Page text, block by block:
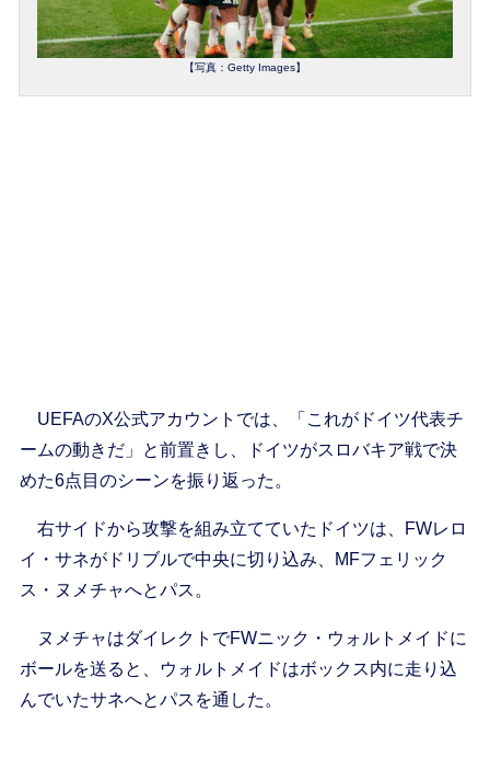
【写真：Getty Images】
UEFAのX公式アカウントでは、「これがドイツ代表チ
ームの動きだ」と前置きし、ドイツがスロバキア戦で決
めた6点目のシーンを振り返った。
右サイドから攻撃を組み立てていたドイツは、FWレロ
イ・サネがドリブルで中央に切り込み、MFフェリック
ス・ヌメチャへとパス。
ヌメチャはダイレクトでFWニック・ウォルトメイドに
ボールを送ると、ウォルトメイドはボックス内に走り込
んでいたサネへとパスを通した。